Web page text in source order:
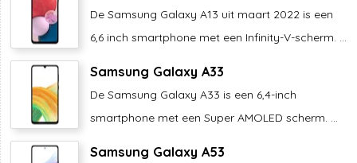
De Samsung Galaxy A13 uit maart 2022 is een
6,6 inch smartphone met een Infinity-V-scherm. ...
Samsung Galaxy A33
De Samsung Galaxy A33 is een 6,4-inch
smartphone met een Super AMOLED scherm. ...
Samsung Galaxy A53